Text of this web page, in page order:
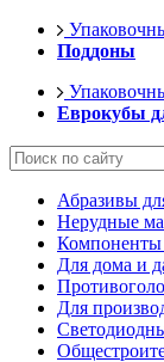
Поддоны
Еврокубы
Абразивы
Нерудные
Компоненты
Для дома и
Для